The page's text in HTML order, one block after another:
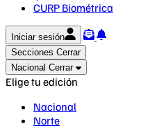
CURP Biométrica
Iniciar sesión
Secciones Cerrar
Nacional Cerrar
Elige tu edición
Nacional
Norte